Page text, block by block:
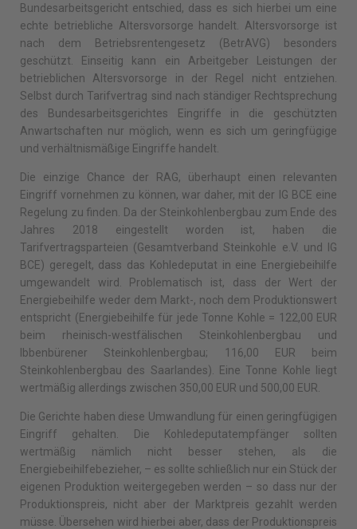
Bundesarbeitsgericht entschied, dass es sich hierbei um eine
echte betriebliche Altersvorsorge handelt. Altersvorsorge ist
nach dem Betriebsrentengesetz (BetrAVG) besonders
geschützt. Einseitig kann ein Arbeitgeber Leistungen der
betrieblichen Altersvorsorge in der Regel nicht entziehen.
Selbst durch Tarifvertrag sind nach ständiger Rechtsprechung
des Bundesarbeitsgerichtes Eingriffe in die geschützten
Anwartschaften nur möglich, wenn es sich um geringfügige
und verhältnismäßige Eingriffe handelt.
Die einzige Chance der RAG, überhaupt einen relevanten
Eingriff vornehmen zu können, war daher, mit der IG BCE eine
Regelung zu finden. Da der Steinkohlenbergbau zum Ende des
Jahres 2018 eingestellt worden ist, haben die
Tarifvertragsparteien (Gesamtverband Steinkohle e.V. und IG
BCE) geregelt, dass das Kohledeputat in eine Energiebeihilfe
umgewandelt wird. Problematisch ist, dass der Wert der
Energiebeihilfe weder dem Markt-, noch dem Produktionswert
entspricht (Energiebeihilfe für jede Tonne Kohle = 122,00 EUR
beim rheinisch-westfälischen Steinkohlenbergbau und
Ibbenbürener Steinkohlenbergbau; 116,00 EUR beim
Steinkohlenbergbau des Saarlandes). Eine Tonne Kohle liegt
wertmäßig allerdings zwischen 350,00 EUR und 500,00 EUR.
Die Gerichte haben diese Umwandlung für einen geringfügigen
Eingriff gehalten. Die Kohledeputatempfänger sollten
wertmäßig nämlich nicht besser stehen, als die
Energiebeihilfebezieher, – es sollte schließlich nur ein Stück der
eigenen Produktion weitergegeben werden – so dass nur der
Produktionspreis, nicht aber der Marktpreis gezahlt werden
müsse. Übersehen wird hierbei aber, dass der Produktionspreis